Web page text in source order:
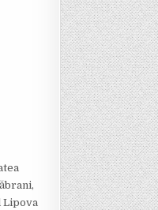
Lipova